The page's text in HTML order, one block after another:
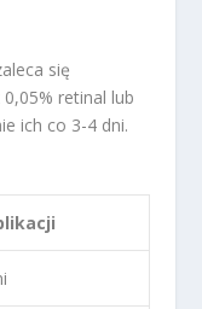
się
retinal lub
ich co 3-4 dni.